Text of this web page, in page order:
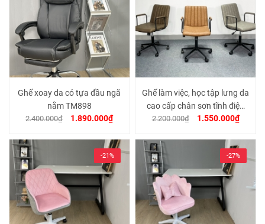
Ghế xoay da có tựa đầu ngã
nằm TM898
2.400.000₫ 1.890.000₫
Ghế làm việc, học tập lưng da
cao cấp chân sơn tĩnh điện
cao cấp TM001
2.200.000₫ 1.550.000₫
-21% -27%